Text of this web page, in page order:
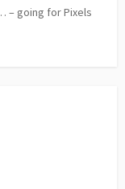
– going for Pixels